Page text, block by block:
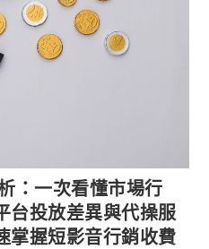
：一次看懂市場行
台投放差異與代操服
掌握短影音行銷收費